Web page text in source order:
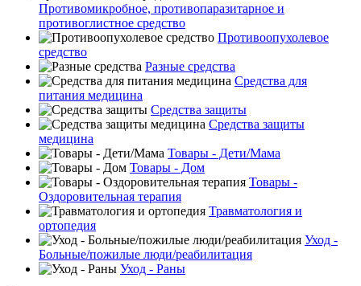
Противомикробное, противопаразитарное и
противоглистное средство
Противоопухолевое
средство
Разные средства
Средства для
питания медицина
Средства защиты
Средства защиты
медицина
Товары - Дети/Мама
Товары - Дом
Товары -
Оздоровительная терапия
Травматология и
ортопедия
Уход -
Больные/пожилые люди/реабилитация
Уход - Раны